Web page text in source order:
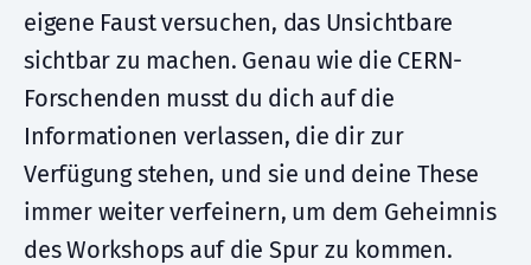
eigene Faust versuchen, das Unsichtbare
sichtbar zu machen. Genau wie die CERN-
Forschenden musst du dich auf die
Informationen verlassen, die dir zur
Verfügung stehen, und sie und deine These
immer weiter verfeinern, um dem Geheimnis
des Workshops auf die Spur zu kommen.